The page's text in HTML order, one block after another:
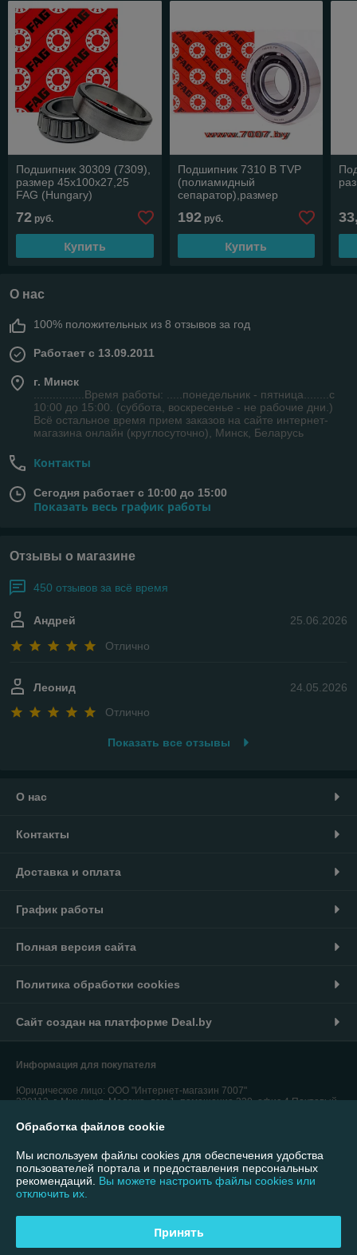
Подшипник 30309 (7309),
размер 45х100х27,25
FAG (Hungary)
72 руб.
Купить
Подшипник 7310 B TVP
(полиамидный
сепаратор),размер
50*110*27, производитель
FAG (Germany)
192руб.
Купить
О нас
100% положительных из 8 отзывов за год
Работает с 13.09.2011
г. Минск
................Время работы: .....понедельник - пятница........с
10:00 до 15:00. (суббота, воскресенье - не рабочие дни.)
Всё остальное время прием заказов на сайте интернет-
магазина онлайн (круглосуточно), Минск, Беларусь
Контакты
Сегодня работает с 10:00 до 15:00
Показать весь график работы
Отзывы о магазине
450 отзывов за всё время
25.06.2026
Андрей
Отлично
24.05.2026
Леонид
Отлично
Показать все отзывы
О нас
Контакты
Доставка и оплата
График работы
Полная версия сайта
Политика обработки cookies
Сайт создан на платформе Deal.by
Информация для покупателя
Юридическое лицо: ООО "Интернет-магазин 7007"
220113, г. Минск, ул. Мележа, дом 1, помещение 330, офис 4 Почтовый
УНП: 193732853
Регистрационный орган: Минский городской исполнительный комитет
Дата регистрации компании: 03.01.2024
Обработка файлов cookie
Мы используем файлы cookies для обеспечения удобства
пользователей портала и предоставления персональных
рекомендаций. Вы можете настроить файлы cookies или
отключить их.
Принять